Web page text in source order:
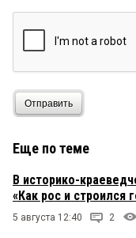
Отправить
Еще по теме
В историко-
«Как рос и строился
5 августа 12:40 2